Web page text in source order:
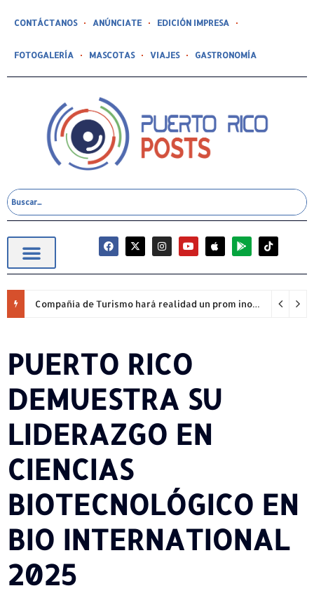
CONTÁCTANOS ANÚNCIATE EDICIÓN IMPRESA
FOTOGALERÍA MASCOTAS VIAJES GASTRONOMÍA
Compañía de Turismo hará realidad un prom inolvidable junto a Jowell para estudiantes de la Escuela Gabriela Mistral
PUERTO RICO
DEMUESTRA SU
LIDERAZGO EN
CIENCIAS
BIOTECNOLÓGICO EN
BIO INTERNATIONAL
2025